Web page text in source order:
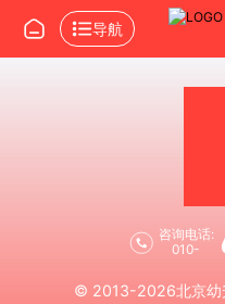
导航
咨询电话:
010-
© 2013-2026北京幼